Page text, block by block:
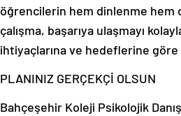
öğrencilerin hem dinlenme hem
çalışma, başarıya ulaşmayı
ihtiyaçlarına ve hedeflerine göre
PLANINIZ GERÇEKÇİ OLSUN
Bahçeşehir Koleji Psikolojik